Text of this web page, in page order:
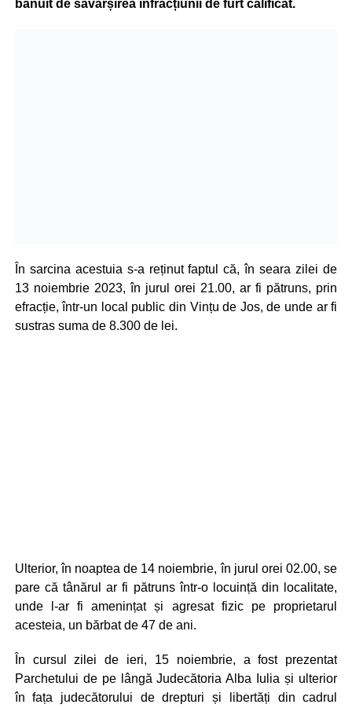
bănuit de săvârșirea infracțiunii de furt calificat.
În sarcina acestuia s-a reținut faptul că, în seara zilei de
13 noiembrie 2023, în jurul orei 21.00, ar fi pătruns, prin
efracție, într-un local public din Vințu de Jos, de unde ar fi
sustras suma de 8.300 de lei.
Ulterior, în noaptea de 14 noiembrie, în jurul orei 02.00, se
pare că tânărul ar fi pătruns într-o locuință din localitate,
unde l-ar fi amenințat și agresat fizic pe proprietarul
acesteia, un bărbat de 47 de ani.
În cursul zilei de ieri, 15 noiembrie, a fost prezentat
Parchetului de pe lângă Judecătoria Alba Iulia și ulterior
în fața judecătorului de drepturi și libertăți din cadrul